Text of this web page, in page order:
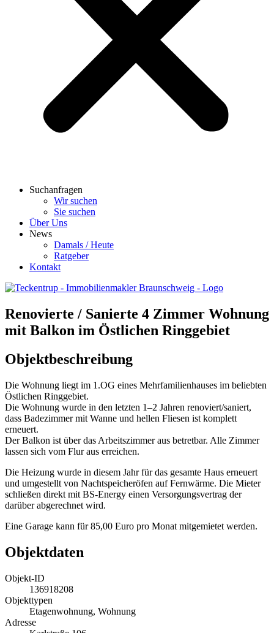
Suchanfragen
Wir suchen
Sie suchen
Über Uns
News
Damals / Heute
Ratgeber
Kontakt
Renovierte / Sanierte 4 Zimmer Wohnung
mit Balkon im Östlichen Ringgebiet
Objektbeschreibung
Die Wohnung liegt im 1.OG eines Mehrfamilienhauses im beliebten
Östlichen Ringgebiet.
Die Wohnung wurde in den letzten 1–2 Jahren renoviert/saniert,
dass Badezimmer mit Wanne und hellen Fliesen ist komplett
erneuert.
Der Balkon ist über das Arbeitszimmer aus betretbar. Alle Zimmer
lassen sich vom Flur aus erreichen.
Die Heizung wurde in diesem Jahr für das gesamte Haus erneuert
und umgestellt von Nachtspeicheröfen auf Fernwärme. Die Mieter
schließen direkt mit BS-Energy einen Versorgungsvertrag der
darüber abgerechnet wird.
Eine Garage kann für 85,00 Euro pro Monat mitgemietet werden.
Objektdaten
Objekt-ID
136918208
Objekttypen
Etagenwohnung, Wohnung
Adresse